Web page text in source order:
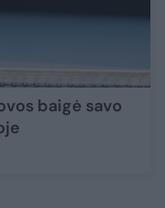
baigė savo